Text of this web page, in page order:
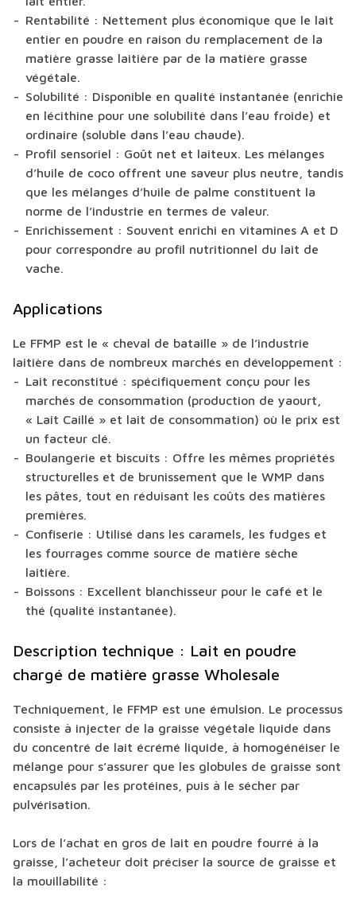
Rentabilité : Nettement plus économique que le lait
entier en poudre en raison du remplacement de la
matière grasse laitière par de la matière grasse
végétale.
Solubilité : Disponible en qualité instantanée (enrichie
en lécithine pour une solubilité dans l’eau froide) et
ordinaire (soluble dans l’eau chaude).
Profil sensoriel : Goût net et laiteux. Les mélanges
d’huile de coco offrent une saveur plus neutre, tandis
que les mélanges d’huile de palme constituent la
norme de l’industrie en termes de valeur.
Enrichissement : Souvent enrichi en vitamines A et D
pour correspondre au profil nutritionnel du lait de
vache.
Applications
Le FFMP est le « cheval de bataille » de l’industrie
laitière dans de nombreux marchés en développement :
Lait reconstitué : spécifiquement conçu pour les
marchés de consommation (production de yaourt,
« Lait Caillé » et lait de consommation) où le prix est
un facteur clé.
Boulangerie et biscuits : Offre les mêmes propriétés
structurelles et de brunissement que le WMP dans
les pâtes, tout en réduisant les coûts des matières
premières.
Confiserie : Utilisé dans les caramels, les fudges et
les fourrages comme source de matière sèche
laitière.
Boissons : Excellent blanchisseur pour le café et le
thé (qualité instantanée).
Description technique : Lait en poudre
chargé de matière grasse Wholesale
Techniquement, le FFMP est une émulsion. Le processus
consiste à injecter de la graisse végétale liquide dans
du concentré de lait écrémé liquide, à homogénéiser le
mélange pour s’assurer que les globules de graisse sont
encapsulés par les protéines, puis à le sécher par
pulvérisation.
Lors de l’achat en gros de lait en poudre fourré à la
graisse, l’acheteur doit préciser la source de graisse et
la mouillabilité :